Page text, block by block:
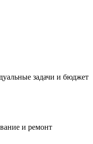
задачи и бюджет
и ремонт